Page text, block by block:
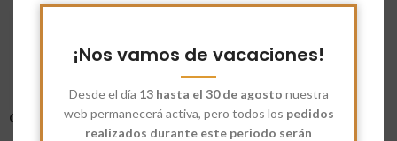
¡Nos vamos de vacaciones!
Desde el día 13 hasta el 30 de agosto nuestra
web permanecerá activa, pero todos los pedidos
realizados durante este periodo serán
Curry Eco